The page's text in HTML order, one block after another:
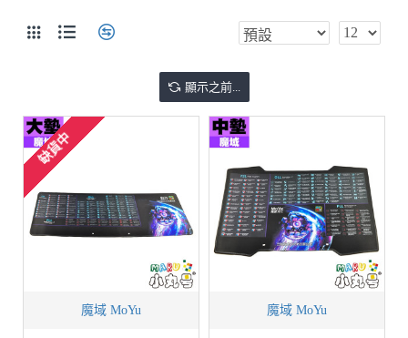
顯示之前...
缺貨中
魔域 MoYu 魔域 MoYu